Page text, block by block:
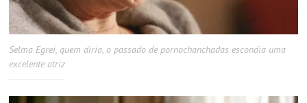
Selma Egrei, quem diria, o passado de pornochanchadas escondia uma
excelente atriz